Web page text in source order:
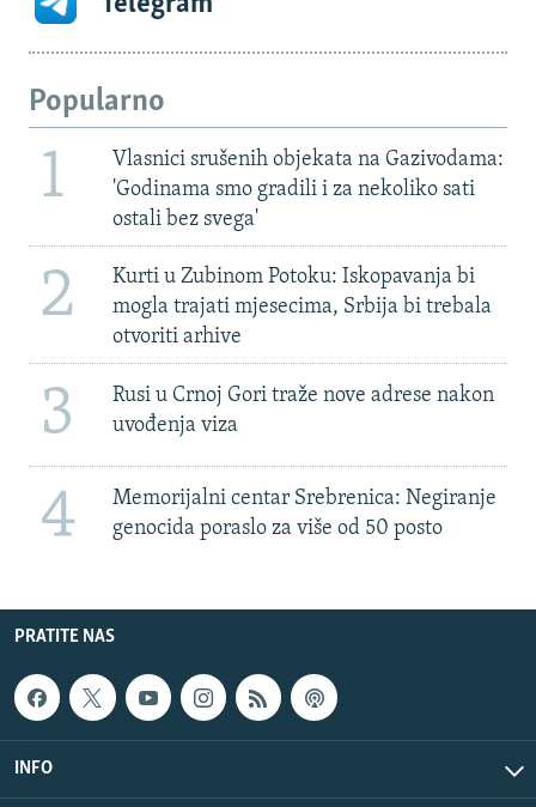
Popularno
1
Vlasnici srušenih objekata na Gazivodama:
'Godinama smo gradili i za nekoliko sati
ostali bez svega'
2
Kurti u Zubinom Potoku: Iskopavanja bi
mogla trajati mjesecima, Srbija bi trebala
otvoriti arhive
3
Rusi u Crnoj Gori traže nove adrese nakon
uvođenja viza
4
Memorijalni centar Srebrenica: Negiranje
genocida poraslo za više od 50 posto
PRATITE NAS
INFO